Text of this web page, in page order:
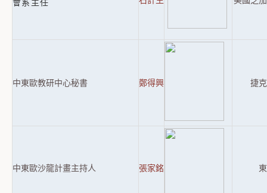
會系主任
中東歐教研中心秘書 鄭得興 捷
中東歐沙龍計畫主持人 張家銘